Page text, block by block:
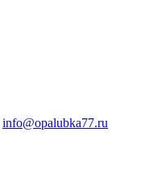
info@opalubka77.ru